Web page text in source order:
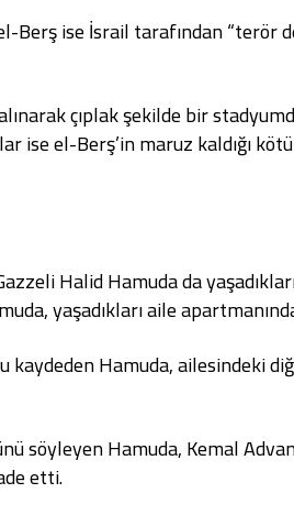
ise İsrail tarafından “terör
çıplak şekilde bir
ise el-Berş’in maruz kaldığı
Halid Hamuda da
yaşadıkları aile
kaydeden Hamuda, ailesindeki
söyleyen Hamuda, Kemal
etti.